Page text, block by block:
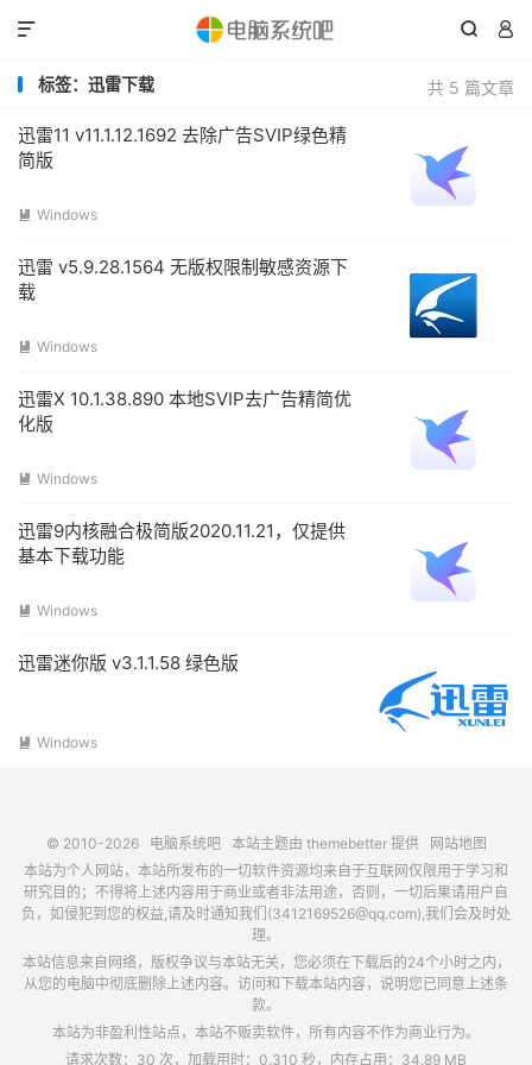
 

共 5 篇文章
标签：迅雷下载
迅雷11 v11.1.12.1692 去除广告SVIP绿色精
简版
 Windows
迅雷 v5.9.28.1564 无版权限制敏感资源下
载
 Windows
迅雷X 10.1.38.890 本地SVIP去广告精简优
化版
 Windows
迅雷9内核融合极简版2020.11.21，仅提供
基本下载功能
 Windows
迅雷迷你版 v3.1.1.58 绿色版
 Windows
© 2010-2026 电脑系统吧本站主题由 themebetter提供
网站地图
本站为个人网站，本站所发布的一切软件资源均来自于互联网仅限用于学习和
研究目的；不得将上述内容用于商业或者非法用途，否则，一切后果请用户自
负，如侵犯到您的权益,请及时通知我们(3412169526@qq.com),我们会及时处
理。
本站信息来自网络，版权争议与本站无关，您必须在下载后的24个小时之内，
从您的电脑中彻底删除上述内容。访问和下载本站内容，说明您已同意上述条
款。
本站为非盈利性站点，本站不贩卖软件，所有内容不作为商业行为。
请求次数：30 次，加载用时：0.310 秒，内存占用：34.89 MB